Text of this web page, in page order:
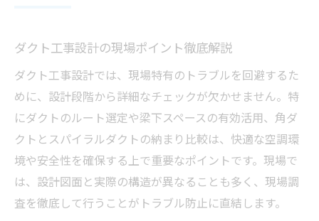
空調快適化に有効なダクト工事設計の役割
ダクト工事設計で空間環境を最適化する方
法
設計ミスを防ぐためのダクト工事ポイント集
ダクト工事設計ミス防止の実践チェック法
設計ミスを防ぐダクト工事設計の重要ポイ
ント
ミスを減らすダクト工事設計の確認ポイン
ダクト工事設計の現場ポイント徹底解説
ダクト工事設計では、現場特有のトラブルを回避するた
めに、設計段階から詳細なチェックが欠かせません。特
にダクトのルート選定や梁下スペースの有効活用、角ダ
クトとスパイラルダクトの納まり比較は、快適な空調環
境や安全性を確保する上で重要なポイントです。現場で
は、設計図面と実際の構造が異なることも多く、現場調
査を徹底して行うことがトラブル防止に直結します。